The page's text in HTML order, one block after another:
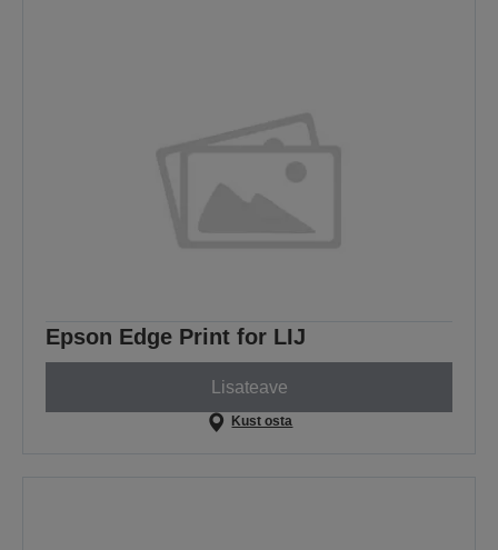
Epson Edge Print for LIJ
Lisateave
Kust osta